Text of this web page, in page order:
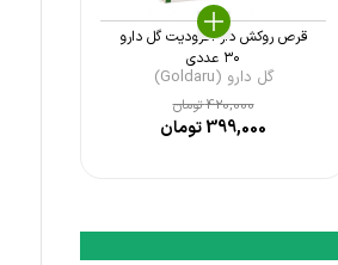
قرص روکش ‎دار آفرودیت گل دارو
۳۰ عددی
گل دارو (Goldaru)
420,000تومان
399,000تومان